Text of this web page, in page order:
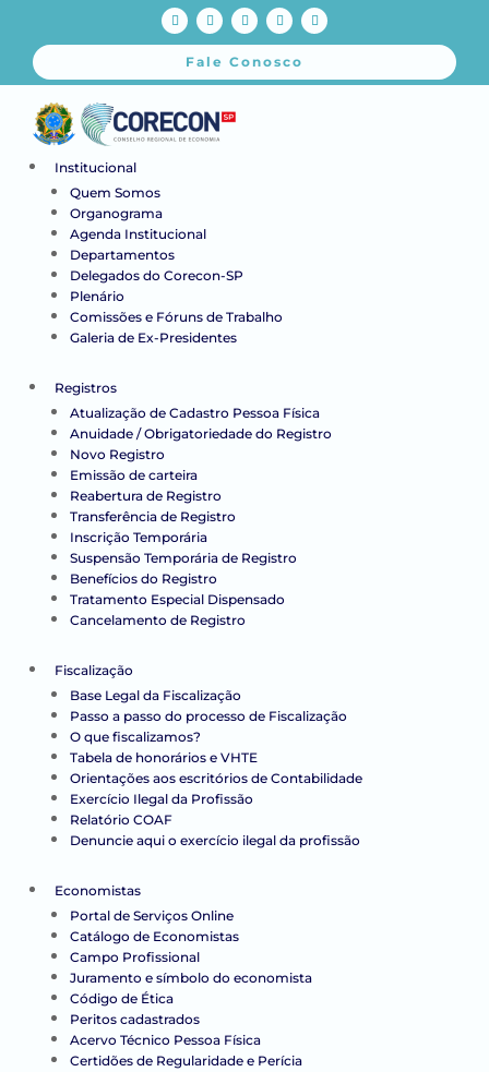
Fale Conosco
Institucional
Quem Somos
Organograma
Agenda Institucional
Departamentos
Delegados do Corecon-SP
Plenário
Comissões e Fóruns de Trabalho
Galeria de Ex-Presidentes
Registros
Atualização de Cadastro Pessoa Física
Anuidade / Obrigatoriedade do Registro
Novo Registro
Emissão de carteira
Reabertura de Registro
Transferência de Registro
Inscrição Temporária
Suspensão Temporária de Registro
Benefícios do Registro
Tratamento Especial Dispensado
Cancelamento de Registro
Fiscalização
Base Legal da Fiscalização
Passo a passo do processo de Fiscalização
O que fiscalizamos?
Tabela de honorários e VHTE
Orientações aos escritórios de Contabilidade
Exercício Ilegal da Profissão
Relatório COAF
Denuncie aqui o exercício ilegal da profissão
Economistas
Portal de Serviços Online
Catálogo de Economistas
Campo Profissional
Juramento e símbolo do economista
Código de Ética
Peritos cadastrados
Acervo Técnico Pessoa Física
Certidões de Regularidade e Perícia